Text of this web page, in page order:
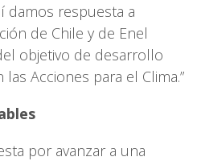
damos respuesta a
de Chile y de Enel
objetivo de desarrollo
Acciones para el Clima.”
por avanzar a una